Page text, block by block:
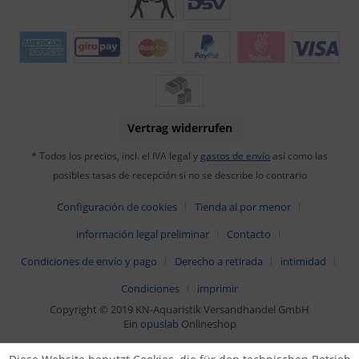
Vertrag widerrufen
* Todos los precios, incl. el IVA legal y gastos de envío así como las
posibles tasas de recepción si no se describe lo contrario
Configuración de cookies
Tienda al por menor
información legal preliminar
Contacto
Condiciones de envío y pago
Derecho a retirada
intimidad
Condiciones
imprimir
Copyright © 2019 KN-Aquaristik Versandhandel GmbH
Ein opuslab Onlineshop